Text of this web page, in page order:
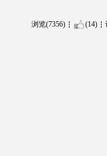
浏览(7356) (14)